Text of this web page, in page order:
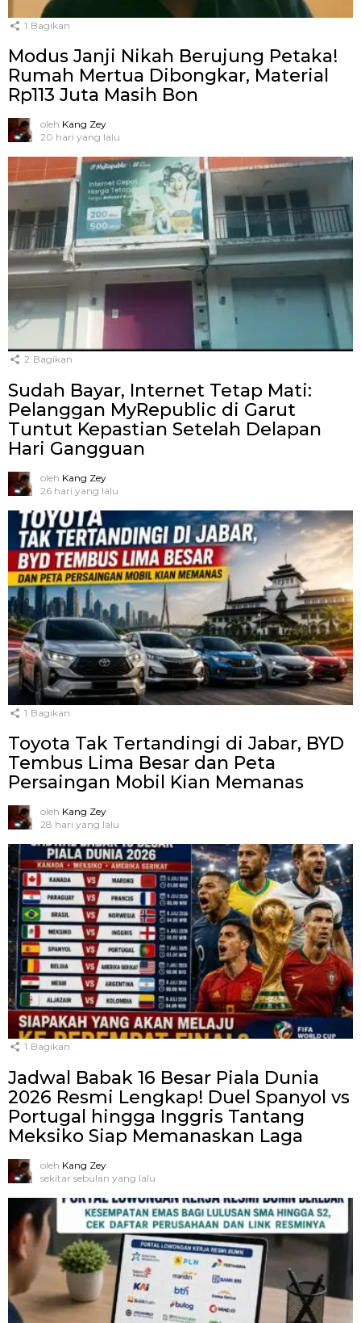
1 Bagikan
Modus Janji Nikah Berujung Petaka!
Rumah Mertua Dibongkar, Material
Rp113 Juta Masih Bon
oleh Kang Zey
20 hari yang lalu
2 Bagikan
Sudah Bayar, Internet Tetap Mati:
Pelanggan MyRepublic di Garut
Tuntut Kepastian Setelah Delapan
Hari Gangguan
oleh Kang Zey
26 hari yang lalu
1 Bagikan
Toyota Tak Tertandingi di Jabar, BYD
Tembus Lima Besar dan Peta
Persaingan Mobil Kian Memanas
oleh Kang Zey
28 hari yang lalu
1 Bagikan
Jadwal Babak 16 Besar Piala Dunia
2026 Resmi Lengkap! Duel Spanyol vs
Portugal hingga Inggris Tantang
Meksiko Siap Memanaskan Laga
oleh Kang Zey
sekitar sebulan yang lalu